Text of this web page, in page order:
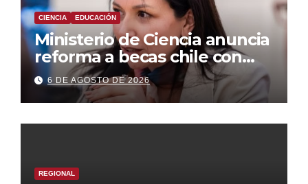
CIENCIA EDUCACIÓN
Ministerio de Ciencia anuncia
reforma a becas chile con
foco en áreas estratégicas y
descentralización
6 DE AGOSTO DE 2026
REGIONAL